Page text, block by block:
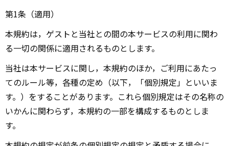
第1条（適用）
本規約は，ゲストと当社との間の本サービスの利用に関わ
る一切の関係に適用されるものとします。
当社は本サービスに関し，本規約のほか，ご利用にあたっ
てのルール等，各種の定め（以下，「個別規定」といいま
す。）をすることがあります。これら個別規定はその名称の
いかんに関わらず，本規約の一部を構成するものとしま
す。